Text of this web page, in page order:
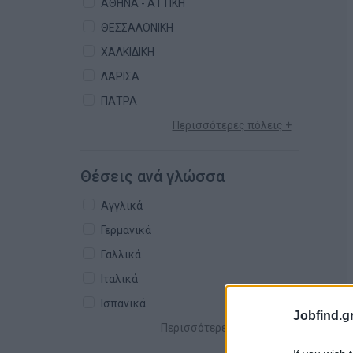
ΑΘΗΝΑ - ΑΤΤΙΚΗ
ΘΕΣΣΑΛΟΝΙΚΗ
ΧΑΛΚΙΔΙΚΗ
ΛΑΡΙΣΑ
ΠΑΤΡΑ
Περισσότερες πόλεις +
Θέσεις ανά γλώσσα
Αγγλικά
Γερμανικά
Γαλλικά
Ιταλικά
Ισπανικά
Περισσότερες γλώσσες +